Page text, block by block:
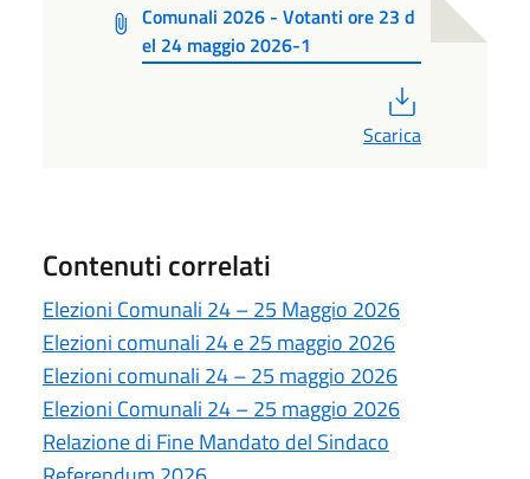
Comunali 2026 - Votanti ore 23 d
el 24 maggio 2026-1
Scarica
Contenuti correlati
Elezioni Comunali 24 – 25 Maggio 2026
Elezioni comunali 24 e 25 maggio 2026
Elezioni comunali 24 – 25 maggio 2026
Elezioni Comunali 24 – 25 maggio 2026
Relazione di Fine Mandato del Sindaco